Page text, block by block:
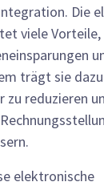
Die
viele
trägt sie
zu reduzieren
elektronische